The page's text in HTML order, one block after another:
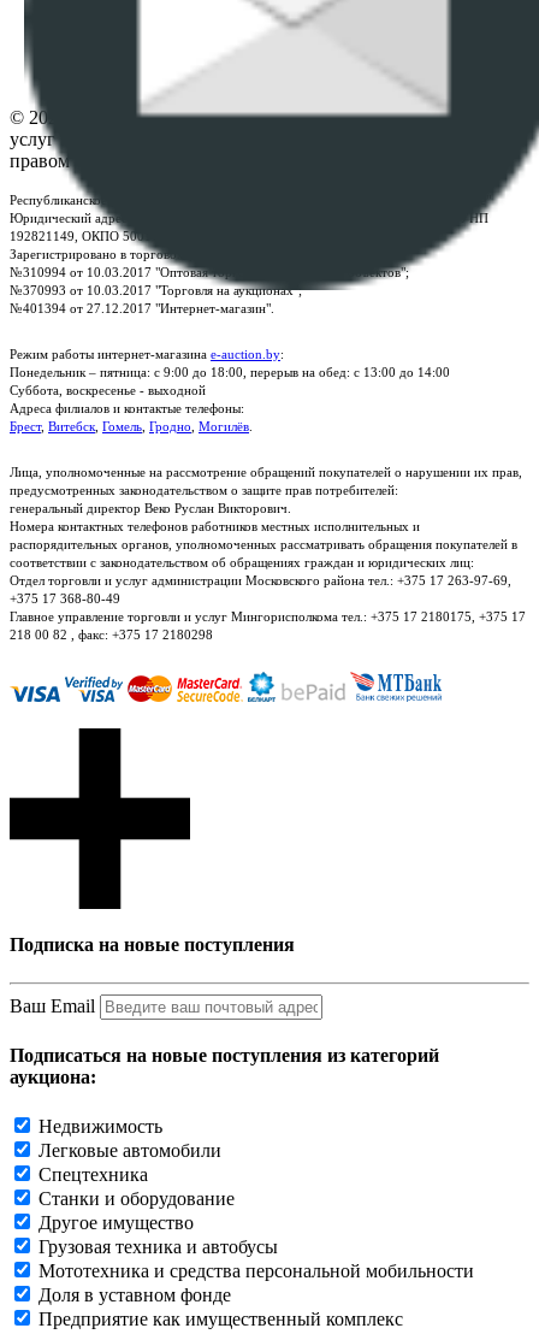
Настройки cookie-файлов
© 2026 Республиканское унитарное предприятие по оказанию
услуг "БелЮрОбеспечение" - Все права защищены авторским
правом
Республиканское унитарное предприятие по оказанию услуг "БелЮрОбеспечение"
Юридический адрес: г. Минск, пр-т. Дзержинского, 1Б, e-mail:
, УНП
192821149, ОКПО 500111895000
Зарегистрировано в торговом реестре Республики Беларусь:
№310994 от 10.03.2017 "Оптовая торговля без торговых объектов";
№370993 от 10.03.2017 "Торговля на аукционах";
№401394 от 27.12.2017 "Интернет-магазин".
Режим работы интернет-магазина e-auction.by:
Понедельник – пятница: с 9:00 до 18:00, перерыв на обед: с 13:00 до 14:00
Суббота, воскресенье - выходной
Адреса филиалов и контактые телефоны:
Брест, Витебск Гомель Гродно Могилёв
Лица, уполномоченные на рассмотрение обращений покупателей о нарушении их прав,
предусмотренных законодательством о защите прав потребителей:
генеральный директор Веко Руслан Викторович.
Номера контактных телефонов работников местных исполнительных и
распорядительных органов, уполномоченных рассматривать обращения покупателей в
соответствии с законодательством об обращениях граждан и юридических лиц:
Отдел торговли и услуг администрации Московского района тел.: +375 17 263-97-69,
+375 17 368-80-49
Главное управление торговли и услуг Мингорисполкома тел.: +375 17 2180175, +375 17
218 00 82 , факс: +375 17 2180298
Подписка на новые поступления
Ваш Email
Подписаться на новые поступления из категорий
аукциона:
Недвижимость
Легковые автомобили
Спецтехника
Станки и оборудование
Другое имущество
Грузовая техника и автобусы
Мототехника и средства персональной мобильности
Доля в уставном фонде
Предприятие как имущественный комплекс